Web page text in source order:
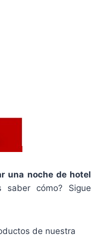
una noche de hotel
saber cómo? Sigue
de nuestra